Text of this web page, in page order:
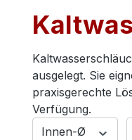
ausgelegt. Sie
praxisgerechte
Verfügung.
Innen-Ø